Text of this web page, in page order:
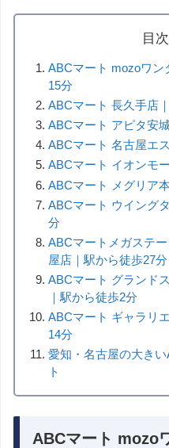
目次
ABCマート mozoワ
15分
ABCマート 長久手店
ABCマート アピタ安
ABCマート 名古屋エ
ABCマート イオンモ
ABCマート メグリア
ABCマート ウイング
分
ABCマートメガステ
屋店｜駅から徒歩27分
ABCマート グランド
｜駅から徒歩2分
ABCマート ギャラリ
14分
愛知・名古屋の大き
ト
ABCマート mozo